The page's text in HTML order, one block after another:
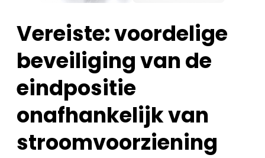
Vereiste: voordelige
beveiliging van de
eindpositie
onafhankelijk van
stroomvoorziening